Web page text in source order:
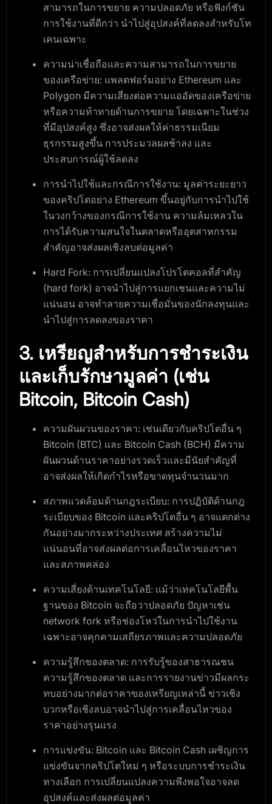
สามารถในการขยาย ความปลอดภัย หรือฟังก์ชัน
การใช้งานที่ดีกว่า นำไปสู่อุปสงค์ที่ลดลงสำหรับโท
เคนเฉพาะ
ความน่าเชื่อถือและความสามารถในการขยาย
ของเครือข่าย: แพลตฟอร์มอย่าง Ethereum และ
Polygon มีความเสี่ยงต่อความแออัดของเครือข่าย
หรือความท้าทายด้านการขยาย โดยเฉพาะในช่วง
ที่มีอุปสงค์สูง ซึ่งอาจส่งผลให้ค่าธรรมเนียม
ธุรกรรมสูงขึ้น การประมวลผลช้าลง และ
ประสบการณ์ผู้ใช้ลดลง
การนำไปใช้และกรณีการใช้งาน: มูลค่าระยะยาว
ของคริปโตอย่าง Ethereum ขึ้นอยู่กับการนำไปใช้
ในวงกว้างของกรณีการใช้งาน ความล้มเหลวใน
การได้รับความสนใจในตลาดหรืออุตสาหกรรม
สำคัญอาจส่งผลเชิงลบต่อมูลค่า
Hard Fork: การเปลี่ยนแปลงโปรโตคอลที่สำคัญ
(hard fork) อาจนำไปสู่การแยกเชนและความไม่
แน่นอน อาจทำลายความเชื่อมั่นของนักลงทุนและ
นำไปสู่การลดลงของราคา
3. เหรียญสำหรับการชำระเงิน
และเก็บรักษามูลค่า (เช่น
Bitcoin, Bitcoin Cash)
ความผันผวนของราคา: เช่นเดียวกับคริปโตอื่น ๆ
Bitcoin (BTC) และ Bitcoin Cash (BCH) มีความ
ผันผวนด้านราคาอย่างรวดเร็วและมีนัยสำคัญที่
อาจส่งผลให้เกิดกำไรหรือขาดทุนจำนวนมาก
สภาพแวดล้อมด้านกฎระเบียบ: การปฏิบัติด้านกฎ
ระเบียบของ Bitcoin และคริปโตอื่น ๆ อาจแตกต่าง
กันอย่างมากระหว่างประเทศ สร้างความไม่
แน่นอนที่อาจส่งผลต่อการเคลื่อนไหวของราคา
และสภาพคล่อง
ความเสี่ยงด้านเทคโนโลยี: แม้ว่าเทคโนโลยีพื้น
ฐานของ Bitcoin จะถือว่าปลอดภัย ปัญหาเช่น
network fork หรือช่องโหว่ในการนำไปใช้งาน
เฉพาะอาจคุกคามเสถียรภาพและความปลอดภัย
ความรู้สึกของตลาด: การรับรู้ของสาธารณชน
ความรู้สึกของตลาด และการรายงานข่าวมีผลกระ
ทบอย่างมากต่อราคาของเหรียญเหล่านี้ ข่าวเชิง
บวกหรือเชิงลบอาจนำไปสู่การเคลื่อนไหวของ
ราคาอย่างรุนแรง
การแข่งขัน: Bitcoin และ Bitcoin Cash เผชิญการ
แข่งขันจากคริปโตใหม่ ๆ หรือระบบการชำระเงิน
ทางเลือก การเปลี่ยนแปลงความพึงพอใจอาจลด
อุปสงค์และส่งผลต่อมูลค่า